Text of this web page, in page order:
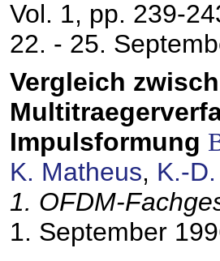
Vol. 1, pp. 239-
22. - 25.
Vergleich
Impulsformung
K. Matheus, K.-
1. OFDM-
1. September